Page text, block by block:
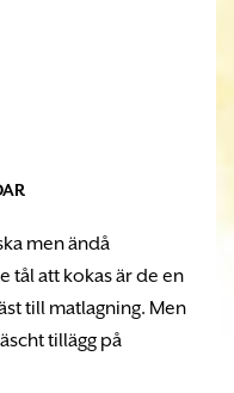
men ändå
tål att kokas är de en
till matlagning. Men
tillägg på